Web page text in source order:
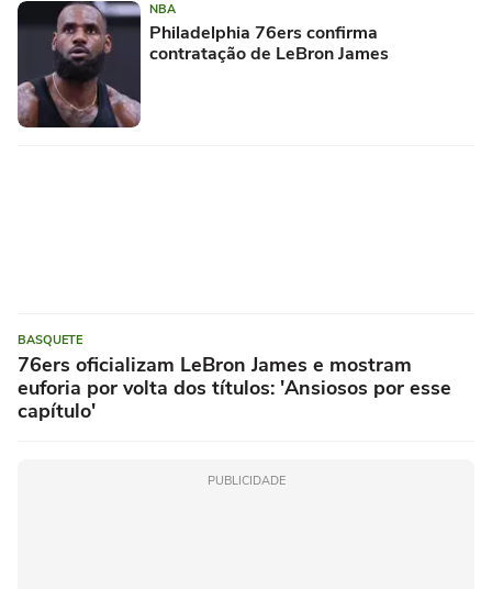
NBA
Philadelphia 76ers confirma
contratação de LeBron James
BASQUETE
76ers oficializam LeBron James e mostram
euforia por volta dos títulos: 'Ansiosos por esse
capítulo'
PUBLICIDADE